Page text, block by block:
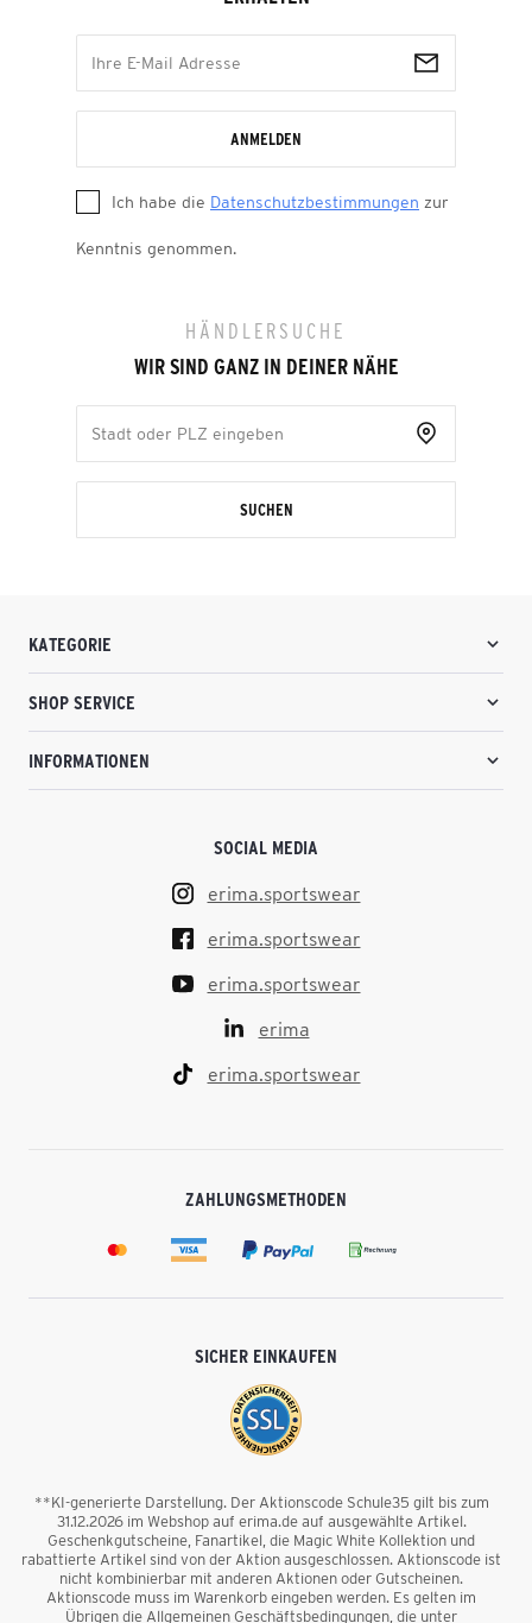
ANMELDEN
Ich habe die Datenschutzbestimmungen zur
Kenntnis genommen.
HÄNDLERSUCHE
WIR SIND GANZ IN DEINER NÄHE
SUCHEN
KATEGORIE
SHOP SERVICE
INFORMATIONEN
SOCIAL MEDIA
erima.sportswear
erima.sportswear
erima.sportswear
erima
erima.sportswear
ZAHLUNGSMETHODEN
SICHER EINKAUFEN
**KI-generierte Darstellung. Der Aktionscode Schule35 gilt bis zum
31.12.2026 im Webshop auf erima.de auf ausgewählte Artikel.
Geschenkgutscheine, Fanartikel, die Magic White Kollektion und
rabattierte Artikel sind von der Aktion ausgeschlossen. Aktionscode ist
nicht kombinierbar mit anderen Aktionen oder Gutscheinen.
Aktionscode muss im Warenkorb eingeben werden. Es gelten im
Übrigen die Allgemeinen Geschäftsbedingungen, die unter